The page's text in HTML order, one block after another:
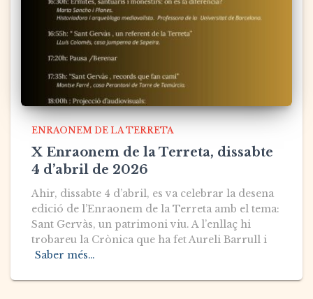
ENRAONEM DE LA TERRETA
X Enraonem de la Terreta, dissabte
4 d’abril de 2026
Ahir, dissabte 4 d’abril, es va celebrar la desena
edició de l’Enraonem de la Terreta amb el tema:
Sant Gervàs, un patrimoni viu. A l’enllaç hi
trobareu la Crònica que ha fet Aureli Barrull i
Saber més…